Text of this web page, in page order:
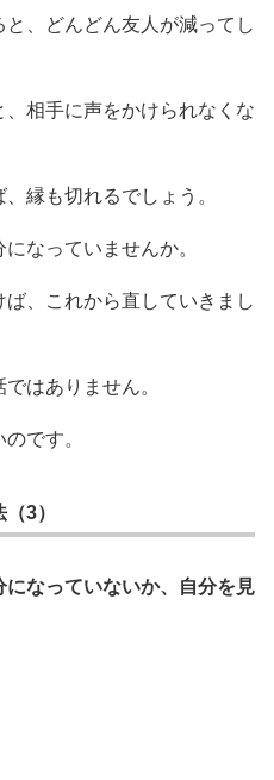
と、どんどん友人が減ってし
相手に声をかけられなくな
縁も切れるでしょう。
なっていませんか。
、これから直していきまし
はありません。
です。
3）
なっていないか、自分を見